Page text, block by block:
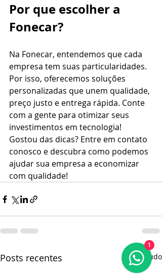
Por que escolher a
Fonecar?
Na Fonecar, entendemos que cada
empresa tem suas particularidades.
Por isso, oferecemos soluções
personalizadas que unem qualidade,
preço justo e entrega rápida. Conte
com a gente para otimizar seus
investimentos em tecnologia!
Gostou das dicas? Entre em contato
conosco e descubra como podemos
ajudar sua empresa a economizar
com qualidade!
Posts recentes Ver tudo
1